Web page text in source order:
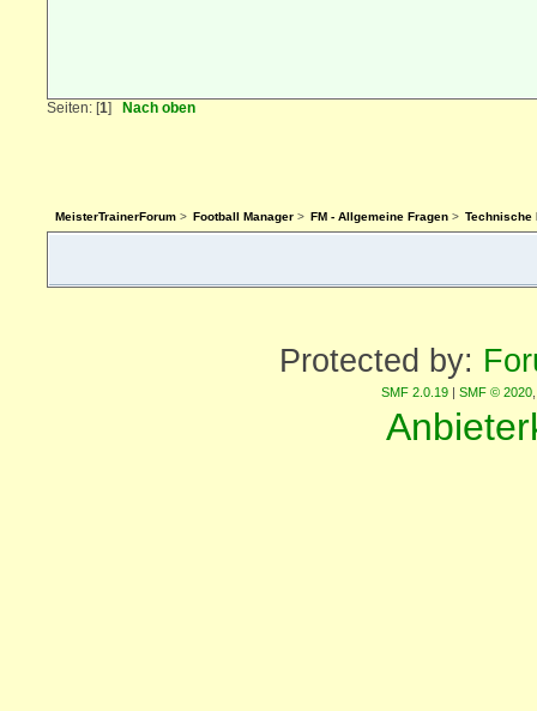
Seiten: [1]Nach oben
MeisterTrainerForum> Football Manager> FM - Allgemeine Fragen> Technische
Protected by:
SMF 2.0.19 SMF © 2020